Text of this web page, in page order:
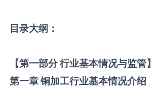
目录大纲：
【第一部分 行业基本情况与监管】
第一章铜加工行业基本情况介绍